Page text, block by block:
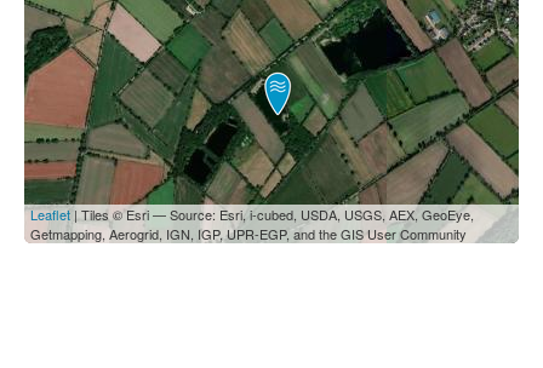
Leaflet | Tiles © Esri — Source: Esri, i-cubed, USDA, USGS, AEX, GeoEye,
Getmapping, Aerogrid, IGN, IGP, UPR-EGP, and the GIS User Community